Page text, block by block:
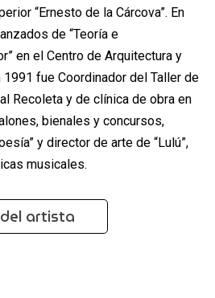
“Ernesto de la Cárcova”. En
de “Teoría e
en el Centro de Arquitectura y
1991 fue Coordinador del Taller de
Recoleta y de clínica de obra en
bienales y concursos,
y director de arte de “Lulú”,
musicales.
artista